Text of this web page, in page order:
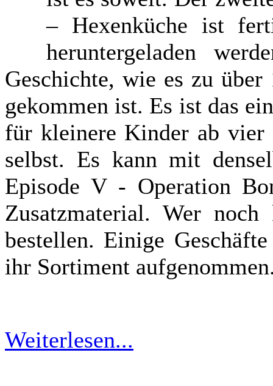
– Hexenküche ist
heruntergeladen
Geschichte, wie es zu
gekommen ist. Es ist das
für kleinere Kinder ab vier
selbst. Es kann mit
Episode V - Operation
Zusatzmaterial. Wer
bestellen. Einige
ihr Sortiment
Weiterlesen...